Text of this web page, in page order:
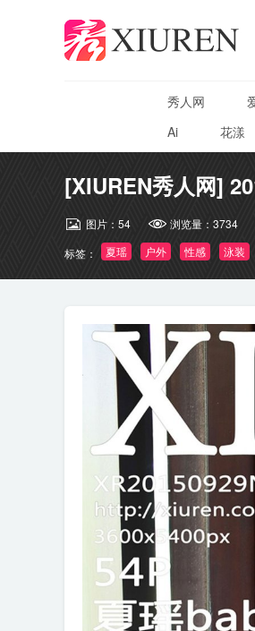
秀人网
Ai
花漾
[XIUREN秀人网]
图片： 54 浏览量： 3734
标签：
夏瑶 户外 性感 泳装